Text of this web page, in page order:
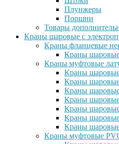
Плунжеры
Поршни
Товары
Краны шаровые с
Краны фланцевые
Краны
Краны муфтовые
Краны
Краны
Краны
Краны
Краны
Краны
Краны шаровые
Краны муфтовые